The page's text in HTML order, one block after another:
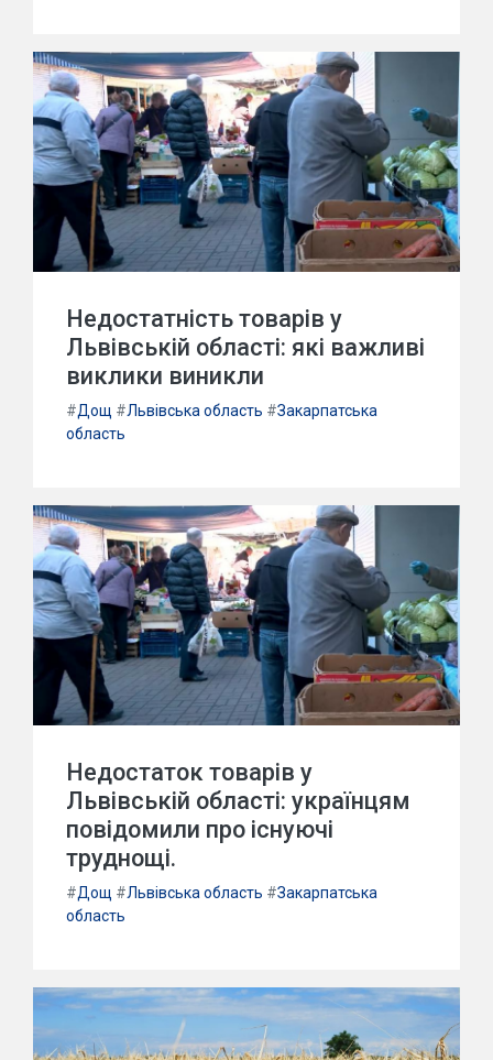
Недостатність товарів у
Львівській області: які важливі
виклики виникли
#Дощ #Львівська область #Закарпатська
область
Недостаток товарів у
Львівській області: українцям
повідомили про існуючі
труднощі.
#Дощ #Львівська область #Закарпатська
область